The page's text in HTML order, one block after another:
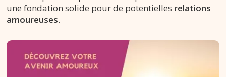
une fondation solide pour de potentielles relations
amoureuses.